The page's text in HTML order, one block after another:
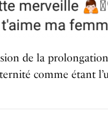
de la
comme étant